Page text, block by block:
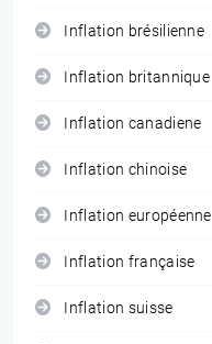
Inflation brésilienne
Inflation britannique
Inflation canadiene
Inflation chinoise
Inflation européenne
Inflation française
Inflation suisse